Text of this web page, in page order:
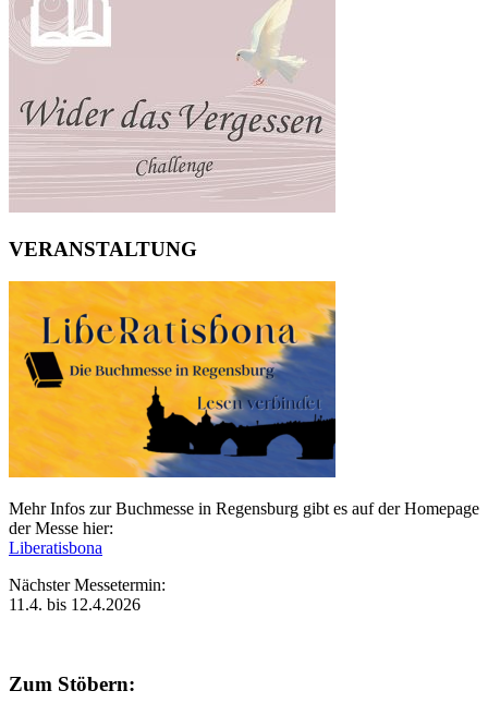
VERANSTALTUNG
Mehr Infos zur Buchmesse in Regensburg gibt es auf der Homepage
der Messe hier:
Liberatisbona
Nächster Messetermin:
11.4. bis 12.4.2026
Zum Stöbern: